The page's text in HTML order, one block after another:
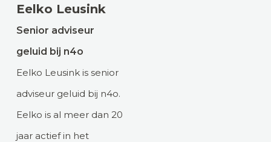
Eelko Leusink
Senior adviseur
geluid bij n4o
Eelko Leusink is senior
adviseur geluid bij n4o.
Eelko is al meer dan 20
jaar actief in het